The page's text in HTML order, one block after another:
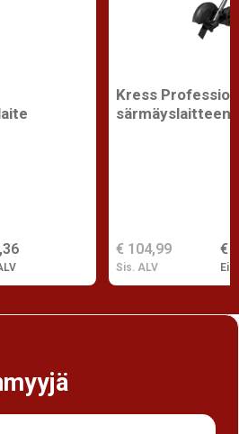
Kress
särmäyslaitteen
€
Ei
€ 104,99
Sis. ALV